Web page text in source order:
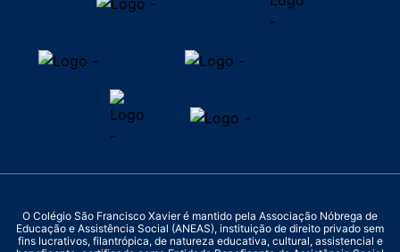
O Colégio São Francisco Xavier é mantido pela Associação Nóbrega de
Educação e Assistência Social (ANEAS), instituição de direito privado sem
fins lucrativos, filantrópica, de natureza educativa, cultural, assistencial e